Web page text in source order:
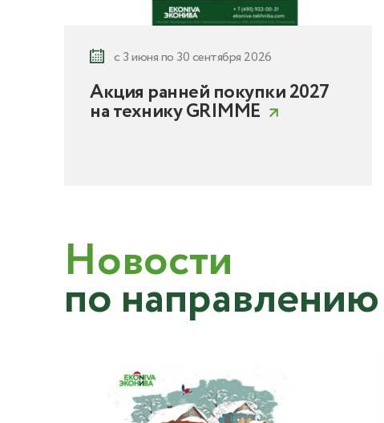
с 3 июня по 30 сентября 2026
Акция ранней покупки 2027
на технику GRIMME
Новости
по направлению